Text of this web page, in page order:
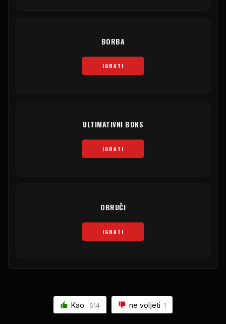
BORBA
IGRATI
ULTIMATIVNI BOKS
IGRATI
OBRUČI
IGRATI
Kao 614 ne voljeti 1